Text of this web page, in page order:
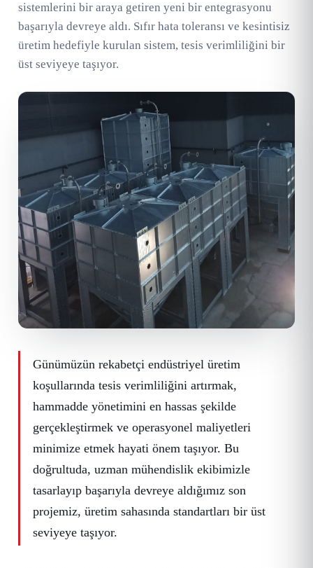
sistemlerini bir araya getiren yeni bir entegrasyonu
başarıyla devreye aldı. Sıfır hata toleransı ve kesintisiz
üretim hedefiyle kurulan sistem, tesis verimliliğini bir
üst seviyeye taşıyor.
Günümüzün rekabetçi endüstriyel üretim
koşullarında tesis verimliliğini artırmak,
hammadde yönetimini en hassas şekilde
gerçekleştirmek ve operasyonel maliyetleri
minimize etmek hayati önem taşıyor. Bu
doğrultuda, uzman mühendislik ekibimizle
tasarlayıp başarıyla devreye aldığımız son
projemiz, üretim sahasında standartları bir üst
seviyeye taşıyor.